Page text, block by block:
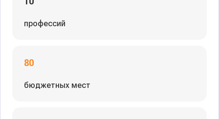
профессий
80
бюджетных мест